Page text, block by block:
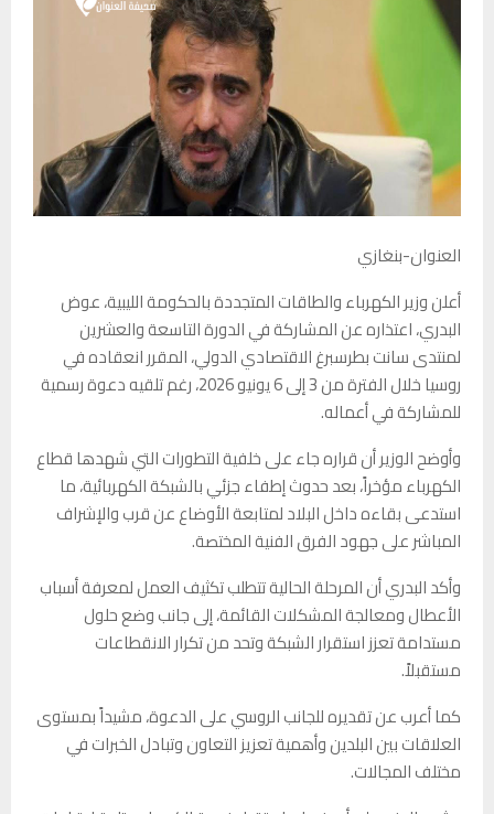
العنوان-بنغازي
أعلن وزير الكهرباء والطاقات المتجددة بالحكومة الليبية، عوض
البدري، اعتذاره عن المشاركة في الدورة التاسعة والعشرين
لمنتدى سانت بطرسبرغ الاقتصادي الدولي، المقرر انعقاده في
روسيا خلال الفترة من 3 إلى 6 يونيو 2026، رغم تلقيه دعوة رسمية
للمشاركة في أعماله.
وأوضح الوزير أن قراره جاء على خلفية التطورات التي شهدها قطاع
الكهرباء مؤخراً، بعد حدوث إطفاء جزئي بالشبكة الكهربائية، ما
استدعى بقاءه داخل البلاد لمتابعة الأوضاع عن قرب والإشراف
المباشر على جهود الفرق الفنية المختصة.
وأكد البدري أن المرحلة الحالية تتطلب تكثيف العمل لمعرفة أسباب
الأعطال ومعالجة المشكلات القائمة، إلى جانب وضع حلول
مستدامة تعزز استقرار الشبكة وتحد من تكرار الانقطاعات
مستقبلاً.
كما أعرب عن تقديره للجانب الروسي على الدعوة، مشيداً بمستوى
العلاقات بين البلدين وأهمية تعزيز التعاون وتبادل الخبرات في
مختلف المجالات.